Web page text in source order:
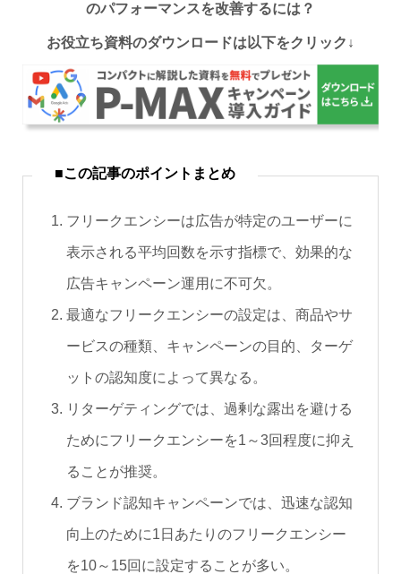
のパフォーマンスを改善するには？
お役立ち資料のダウンロードは以下をクリック↓
■この記事のポイントまとめ
フリークエンシーは広告が特定のユーザーに
表示される平均回数を示す指標で、効果的な
広告キャンペーン運用に不可欠。
最適なフリークエンシーの設定は、商品やサ
ービスの種類、キャンペーンの目的、ターゲ
ットの認知度によって異なる。
リターゲティングでは、過剰な露出を避ける
ためにフリークエンシーを1～3回程度に抑え
ることが推奨。
ブランド認知キャンペーンでは、迅速な認知
向上のために1日あたりのフリークエンシー
を10～15回に設定することが多い。